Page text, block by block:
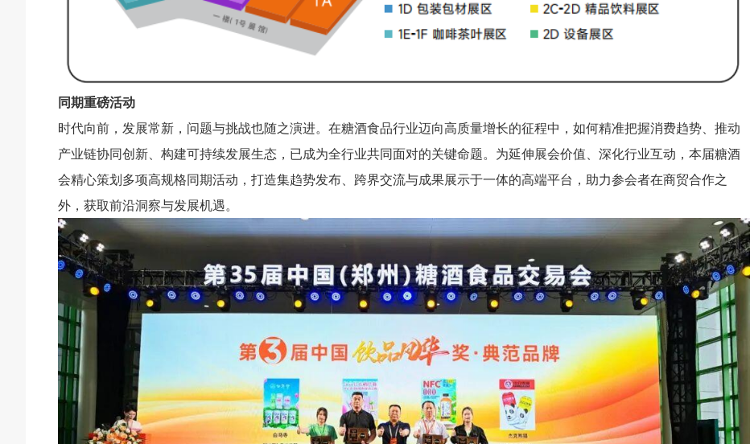
同期重磅活动
时代向前，发展常新，问题与挑战也随之演进。在糖酒食品行业迈向高质量增长的征程中，如何精准把握消费趋势、推动
产业链协同创新、构建可持续发展生态，已成为全行业共同面对的关键命题。为延伸展会价值、深化行业互动，本届糖酒
会精心策划多项高规格同期活动，打造集趋势发布、跨界交流与成果展示于一体的高端平台，助力参会者在商贸合作之
外，获取前沿洞察与发展机遇。